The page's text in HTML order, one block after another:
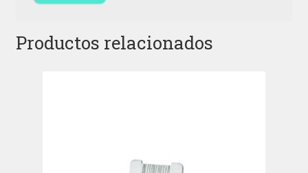
Productos relacionados